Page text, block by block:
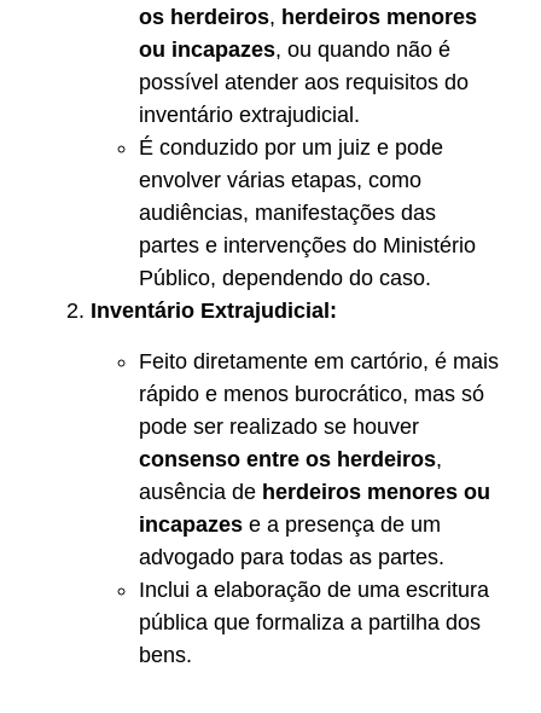
os herdeiros, herdeiros menores
ou incapazes, ou quando não é
possível atender aos requisitos do
inventário extrajudicial.
É conduzido por um juiz e pode
envolver várias etapas, como
audiências, manifestações das
partes e intervenções do Ministério
Público, dependendo do caso.
Inventário Extrajudicial:
Feito diretamente em cartório, é mais
rápido e menos burocrático, mas só
pode ser realizado se houver
consenso entre os herdeiros,
ausência de herdeiros menores ou
incapazes e a presença de um
advogado para todas as partes.
Inclui a elaboração de uma escritura
pública que formaliza a partilha dos
bens.